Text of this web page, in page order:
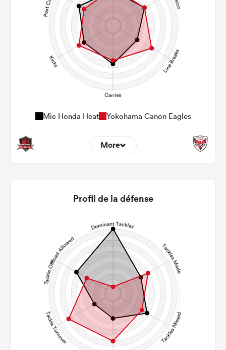
Mie Honda Heat Yokohama Canon Eagles
More
22m Conversion
Carries
Kicks
Post Contact Meters
Profil de la défense